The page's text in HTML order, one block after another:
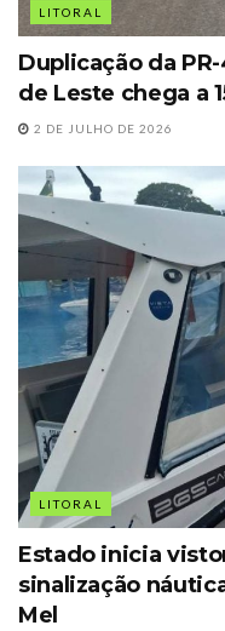
LITORAL
Duplicação da
de Leste chega a
2 DE JULHO DE 2026
LITORAL
Estado inicia
sinalização
Mel